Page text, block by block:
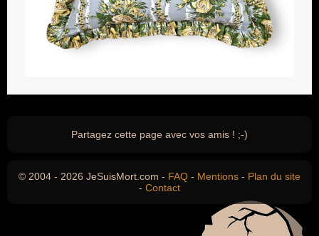
Partagez cette page avec vos amis ! ;-)
© 2004 - 2026 JeSuisMort.com - FAQ - Mentions - Plan du site
- Contact